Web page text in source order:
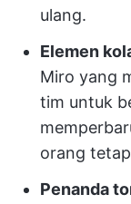
ulang.
Elemen
Miro yang
tim untuk
orang
Penanda